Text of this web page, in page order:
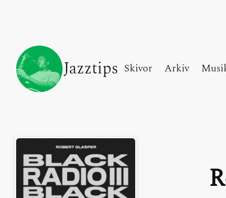
Jazztips Skivor Arkiv